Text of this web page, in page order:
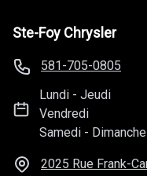
Ste-Foy Chrysler
581-705-0805
Lundi -Jeudi
Vendredi
Samedi - Dimanche
2025 Rue Frank-